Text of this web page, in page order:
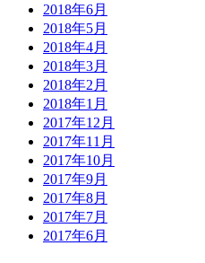
2018年6月
2018年5月
2018年4月
2018年3月
2018年2月
2018年1月
2017年12月
2017年11月
2017年10月
2017年9月
2017年8月
2017年7月
2017年6月